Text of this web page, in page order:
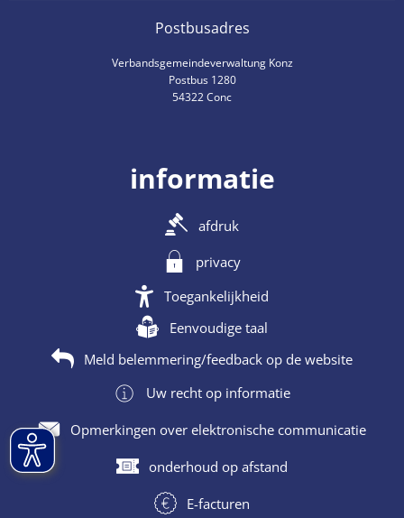
Postbusadres
Verbandsgemeindeverwaltung Konz
Postbus 1280
54322 Conc
informatie
afdruk
privacy
Toegankelijkheid
Eenvoudige taal
Meld belemmering/feedback op de website
Uw recht op informatie
Opmerkingen over elektronische communicatie
onderhoud op afstand
E-facturen